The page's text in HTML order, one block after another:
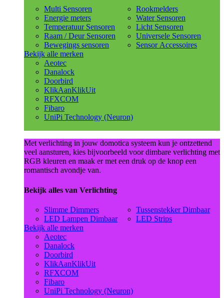
Multi Sensoren
Energie meters
Temperatuur Sensoren
Raam / Deur Sensoren
Bewegings sensoren
Rookmelders
Water Sensoren
Licht Sensoren
Universele Sensoren
Sensor Accessoires
Bekijk alle merken
Aeotec
Danalock
Doorbird
KlikAanKlikUit
RFXCOM
Fibaro
UniPi Technology (Neuron)
Met verlichting in jouw domotica systeem kun je ontzettend
veel aansturen, kies bijvoorbeeld voor dimbare verlichting met
RGB kleuren en maak er met een druk op de knop een
romantisch avondje van.
Bekijk alles van Verlichting
Slimme Dimmers
LED Lampen Dimbaar
Tussenstekker Dimbaar
LED Strips
Bekijk alle merken
Aeotec
Danalock
Doorbird
KlikAanKlikUit
RFXCOM
Fibaro
UniPi Technology (Neuron)